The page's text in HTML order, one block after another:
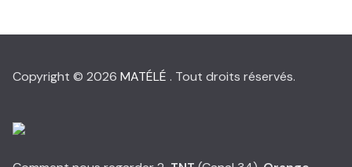
Copyright © 2026 MATÉLÉ . Tout droits réservés.